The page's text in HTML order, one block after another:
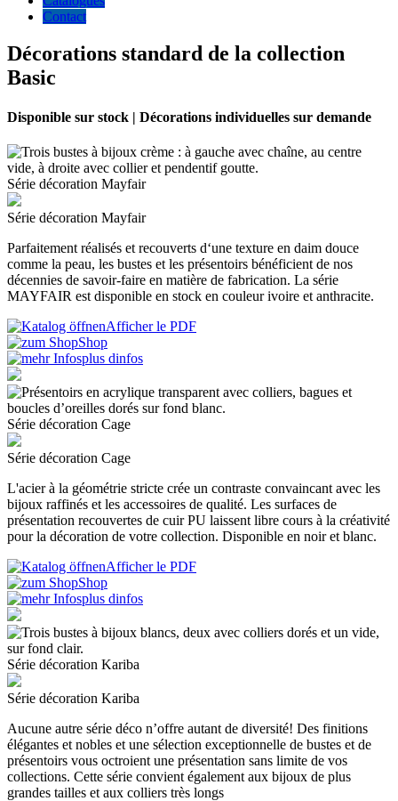
Contact
Décorations standard de la collection
Basic
Disponible sur stock | Décorations individuelles sur demande
Série décoration Mayfair
Série décoration Mayfair
Parfaitement réalisés et recouverts d‘une texture en daim douce
comme la peau, les bustes et les présentoirs bénéficient de nos
décennies de savoir-faire en matière de fabrication. La série
MAYFAIR est disponible en stock en couleur ivoire et anthracite.
Afficher le PDF
Shop
plus dinfos
Série décoration Cage
Série décoration Cage
L'acier à la géométrie stricte crée un contraste convaincant avec les
bijoux raffinés et les accessoires de qualité. Les surfaces de
présentation recouvertes de cuir PU laissent libre cours à la créativité
pour la décoration de votre collection. Disponible en noir et blanc.
Afficher le PDF
Shop
plus dinfos
Série décoration Kariba
Série décoration Kariba
Aucune autre série déco n’offre autant de diversité! Des finitions
élégantes et nobles et une sélection exceptionnelle de bustes et de
présentoirs vous octroient une présentation sans limite de vos
collections. Cette série convient également aux bijoux de plus
grandes tailles et aux colliers très longs